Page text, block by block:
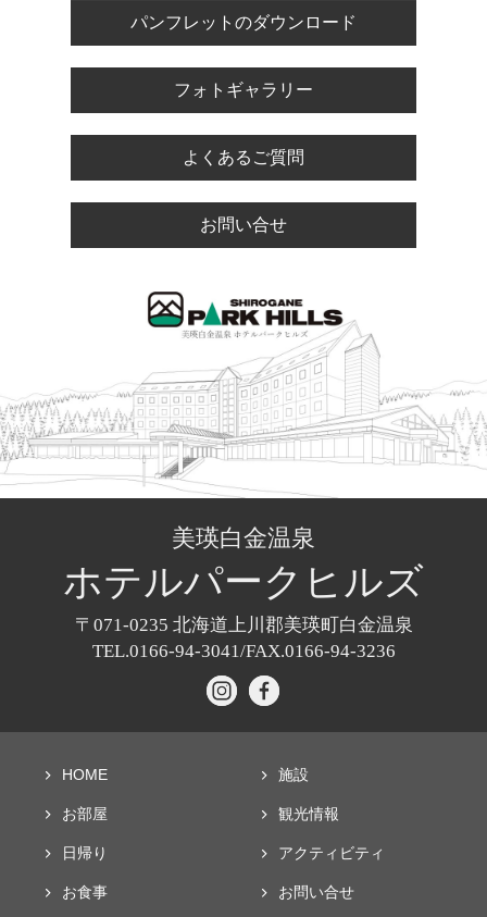
パンフレットのダウンロード
フォトギャラリー
よくあるご質問
お問い合せ
美瑛白金温泉
ホテルパークヒルズ
〒071-0235 北海道上川郡美瑛町白金温泉
TEL.0166-94-3041/FAX.0166-94-3236
HOME
お部屋
日帰り
お食事
施設
観光情報
アクティビティ
お問い合せ